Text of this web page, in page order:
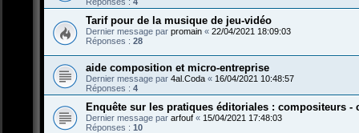
Tarif pour de la musique de jeu-vidéo
Dernier message par promain « 22/04/2021 18:09:03
Réponses : 28
aide composition et micro-entreprise
Dernier message par 4al.Coda « 16/04/2021 10:48:57
Réponses : 4
Enquête sur les pratiques éditoriales : compositeurs -
Dernier message par arfouf « 15/04/2021 17:48:03
Réponses : 10